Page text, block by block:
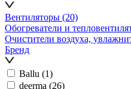
Вентиляторы (20)
Обогреватели и
Очистители воздуха,
Бренд
Ballu (1)
deerma (26)